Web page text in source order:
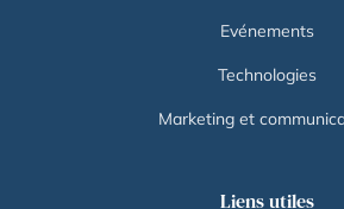
Evénements
Technologies
Marketing et
Liens utiles